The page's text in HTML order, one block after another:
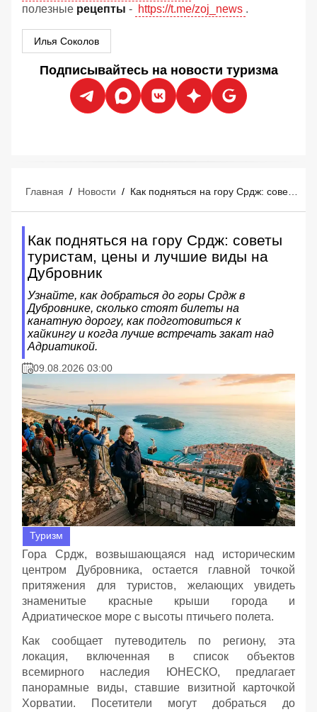
полезные рецепты - https://t.me/zoj_news .
Илья Соколов
Подписывайтесь на новости туризма
Главная / Новости /
Как подняться на гору Срдж: советы
туристам, цены и лучшие виды на
Дубровник
Узнайте, как добраться до горы Срдж в
Дубровнике, сколько стоят билеты на
канатную дорогу, как подготовиться к
хайкингу и когда лучше встречать закат над
Адриатикой.
09.08.2026 03:00
Туризм
Гора Срдж, возвышающаяся над историческим
центром Дубровника, остается главной точкой
притяжения для туристов, желающих увидеть
знаменитые красные крыши города и
Адриатическое море с высоты птичьего полета.
Как сообщает путеводитель по региону, эта
локация, включенная в список объектов
всемирного наследия ЮНЕСКО, предлагает
панорамные виды, ставшие визитной карточкой
Хорватии. Посетители могут добраться до